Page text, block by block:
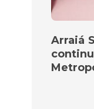
Arraiá